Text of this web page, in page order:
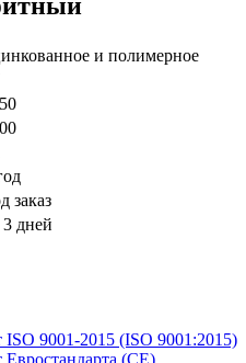
и полимерное
заказ
3 дней
ISO 9001-2015 (ISO 9001:2015)